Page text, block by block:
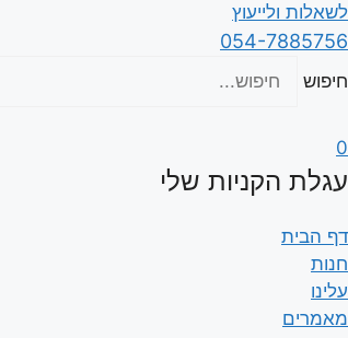
לשאלות ולייעוץ
054-7885756
חיפוש
0
עגלת הקניות שלי
דף הבית
חנות
עלינו
מאמרים